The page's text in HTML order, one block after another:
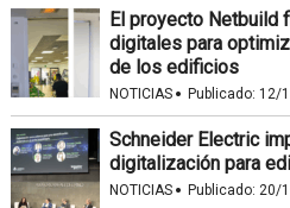
El proyecto Netbuild
digitales para
de los edificios
NOTICIAS · Publicado: 12/
Schneider Electric
digitalización para
NOTICIAS · Publicado: 20/